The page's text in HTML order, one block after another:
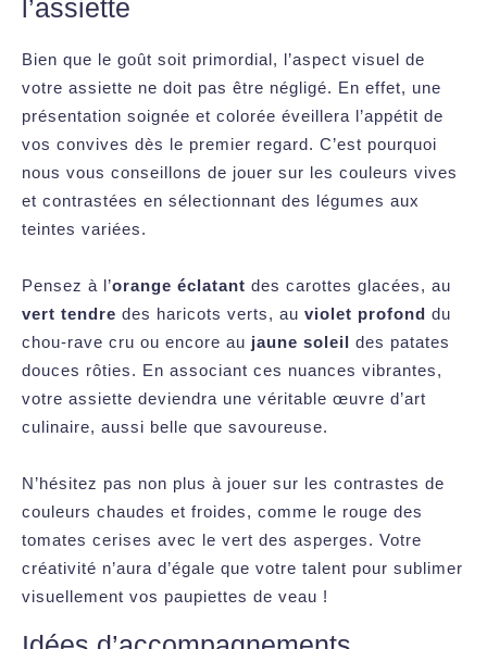
l’assiette
Bien que le goût soit primordial, l’aspect visuel de
votre assiette ne doit pas être négligé. En effet, une
présentation soignée et colorée éveillera l’appétit de
vos convives dès le premier regard. C’est pourquoi
nous vous conseillons de jouer sur les couleurs vives
et contrastées en sélectionnant des légumes aux
teintes variées.
Pensez à l’orange éclatant des carottes glacées, au
vert tendre des haricots verts, au violet profond du
chou-rave cru ou encore au jaune soleil des patates
douces rôties. En associant ces nuances vibrantes,
votre assiette deviendra une véritable œuvre d’art
culinaire, aussi belle que savoureuse.
N’hésitez pas non plus à jouer sur les contrastes de
couleurs chaudes et froides, comme le rouge des
tomates cerises avec le vert des asperges. Votre
créativité n’aura d’égale que votre talent pour sublimer
visuellement vos paupiettes de veau !